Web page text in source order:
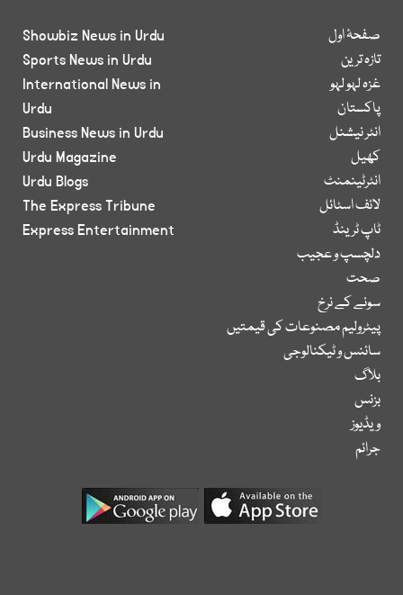
صفحۂ اول
تازہ ترین
غزہ لہو لہو
پاکستان
انٹر نیشنل
کھیل
انٹرٹینمنٹ
لائف اسٹائل
ٹاپ ٹرینڈ
دلچسپ و عجیب
صحت
سونے کے نرخ
پیٹرولیم مصنوعات کی قیمتیں
سائنس و ٹیکنالوجی
بلاگ
بزنس
ویڈیوز
جرائم
Showbiz News in Urdu
Sports News in Urdu
International News in
Urdu
Business News in Urdu
Urdu Magazine
Urdu Blogs
The Express Tribune
Express Entertainment